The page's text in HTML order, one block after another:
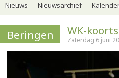
Nieuws Nieuwsarchief
Beringen WK-
Zaterdag 6 juni